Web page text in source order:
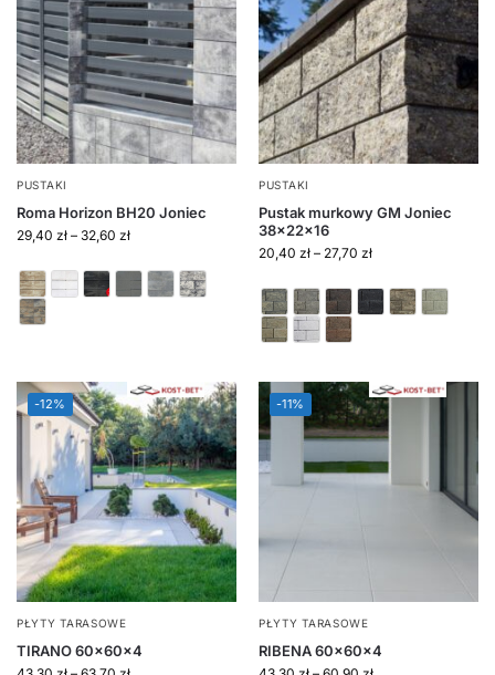
PUSTAKI
Roma Horizon BH20 Joniec
29,40 zł – 32,60 zł
PUSTAKI
Pustak murkowy GM Joniec
38x22x16
20,40 zł – 27,70 zł
-12%
PŁYTY TARASOWE
TIRANO 60x60x4
-11%
PŁYTY TARASOWE
RIBENA 60x60x4